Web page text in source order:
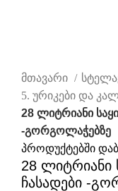
მთავარი
5. ურიკები და
28 ლიტრიანი
-გორგოლაჭებზე
პროდუქტებში
28 ლიტრიანი
ჩასადები -